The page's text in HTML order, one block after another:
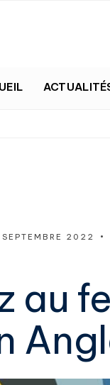
SEPTEMBRE 2022 •
au